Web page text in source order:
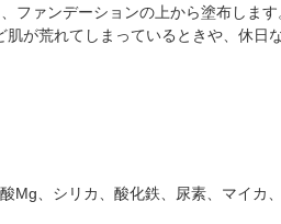
ファンデーションの上から塗布します
が荒れてしまっているときや、休
Mg、シリカ、酸化鉄、尿素、マイカ